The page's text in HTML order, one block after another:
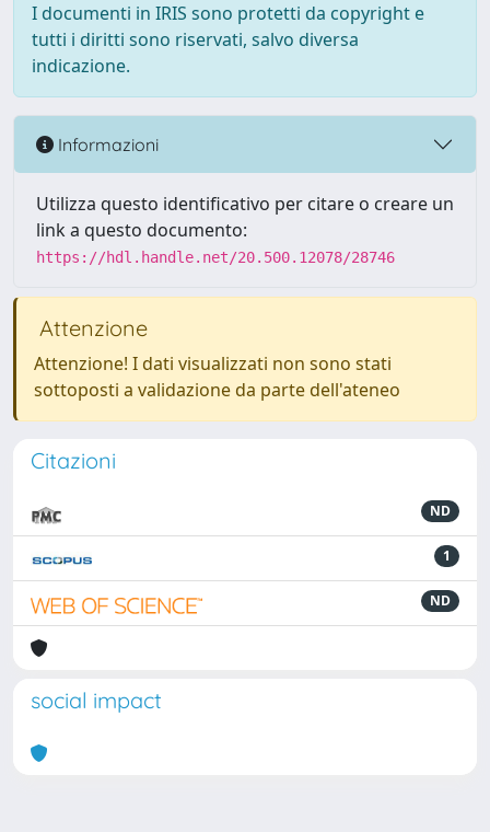
I documenti in IRIS sono protetti da copyright e
tutti i diritti sono riservati, salvo diversa
indicazione.
Informazioni
Utilizza questo identificativo per citare o creare un
link a questo documento:
https://hdl.handle.net/20.500.12078/28746
Attenzione
Attenzione! I dati visualizzati non sono stati
sottoposti a validazione da parte dell'ateneo
Citazioni
ND
1
ND
social impact